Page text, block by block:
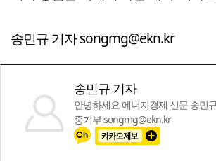
송민규 기자 songmg@ekn.kr
송민규 기자
안녕하세요 에너지경제 신문 송민
중기부 songmg@ekn.kr